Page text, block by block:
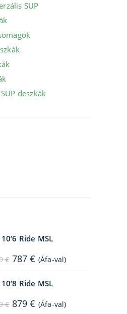
SUP
deszkák
10’6 Ride MSL
€ Original
price
1.049 €.
787€ Current
price
(Áfa-val)
10’8 Ride MSL
€ Original
price
879€ Current
price
(Áfa-val)